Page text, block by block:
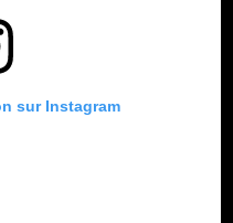
sur Instagram